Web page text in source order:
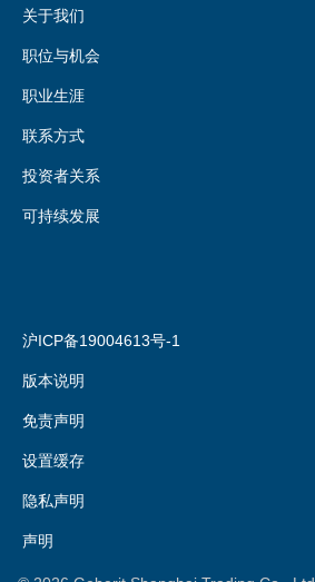
关于我们
职位与机会
职业生涯
联系方式
投资者关系
可持续发展
沪ICP备19004613号-1
版本说明
免责声明
设置缓存
隐私声明
声明